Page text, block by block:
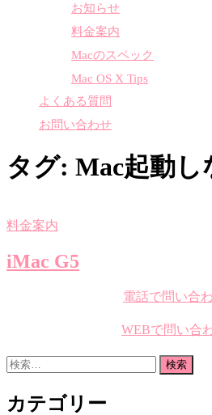
お知らせ
料金案内
Macのスペック
Mac OS X Tips
よくある質問
お問い合わせ
タグ: Mac起動し
料金案内
iMac G5
電話で問い合
WEBで問い合
検
カテゴリー